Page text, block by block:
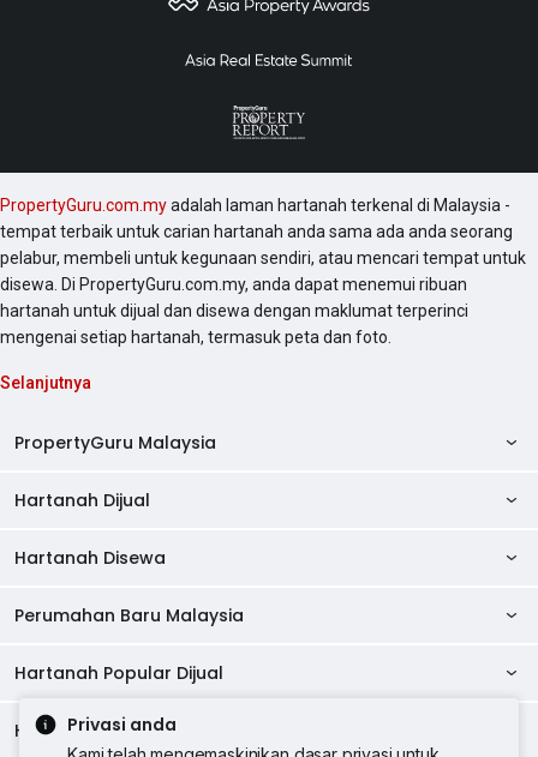
Privasi anda
PropertyGuru.com.myadalah laman hartanah terkenal di Malaysia -
tempat terbaik untuk carian hartanah anda sama ada anda seorang
pelabur, membeli untuk kegunaan sendiri, atau mencari tempat untuk
disewa. Di PropertyGuru.com.my, anda dapat menemui ribuan
hartanah untuk dijual dan disewa dengan maklumat terperinci
mengenai setiap hartanah, termasuk peta dan foto.
Selanjutnya
PropertyGuru Malaysia
AskGuru
Panduan Hartanah
Direktori Ejen
Alat Pinjaman Rumah
Hartanah Dijual
Kondo Dijual
Pangsapuri Dijual
Banglo Dijual
Hartanah Disewa
Kondo Disewa
Pangsapuri Disewa
Bilik Disewa di Pulau Pinang
Rumah Teres Disewa
Perumahan Baru Malaysia
Perumahan Baru di Johor
Perumahan Baru di Kuala Lumpur
Hartanah Popular Dijual
Hartanah Dijual di Kuala Lumpur
Hartanah Disewa